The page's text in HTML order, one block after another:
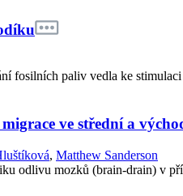
fosilních paliv vedla ke
ve střední a
, Matthew Sanderson
odlivu mozků (brain-drain) v